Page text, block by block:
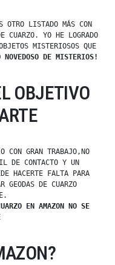
OTRO LISTADO MÁS CON
CUARZO. YO HE LOGRADO
MISTERIOSOS QUE
NOVEDOSO DE MISTERIOS!
OBJETIVO
CON GRAN TRABAJO,NO
DE CONTACTO Y UN
HACERTE FALTA PARA
GEODAS DE CUARZO
EN AMAZON NO SE